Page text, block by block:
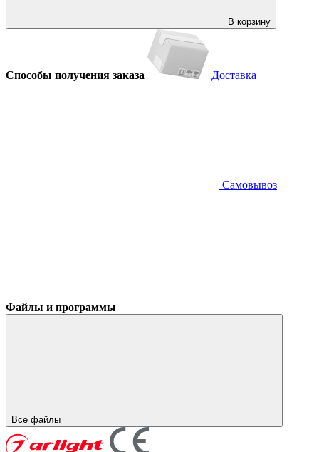
В корзину
Способы получения заказа Доставка
Самовывоз
Файлы и программы
Все файлы